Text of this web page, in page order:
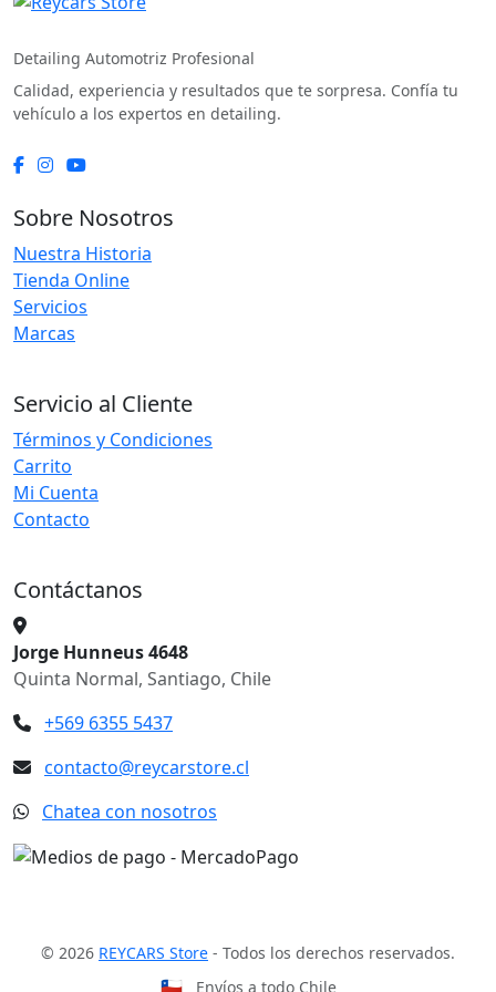
Detailing Automotriz Profesional
Calidad, experiencia y resultados que te sorpresa. Confía tu
vehículo a los expertos en detailing.
Sobre Nosotros
Nuestra Historia
Tienda Online
Servicios
Marcas
Servicio al Cliente
Términos y Condiciones
Carrito
Mi Cuenta
Contacto
Contáctanos
Jorge Hunneus 4648
Quinta Normal, Santiago, Chile
+569 6355 5437
contacto@reycarstore.cl
Chatea con nosotros
© 2026 REYCARS Store - Todos los derechos reservados.
🇨🇱 Envíos a todo Chile